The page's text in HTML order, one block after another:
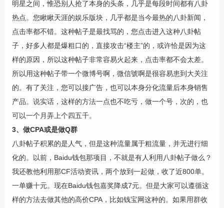
明星之间，惟恐别人抢了本身的头条，几乎是每段时间都有八卦
热点。您瞅瞅天涯的娱乐版块，几乎都是当今最热的八卦新闻，
点击率都不错。这种帖子是最找骂的，您点击进入这种八卦帖
子，好多人都是爆粗口的，直接攻击“楼主”的，或许恰是因为这
样的原因，所以这种帖子非常容易火起来，点击率都不会太差。
所以用这种帖子带一个微博号啊，微信號啊是很容易患到大关注
的。有了关注，您可以接广告，也可以本身分化流量后本身销售
产品。说实话，这样的方法一点也不吃亏，做一个号，次的，也
可以一个月弄上个四五千。
3、做CPA或是做Q群
八卦帖子积累的是人气，但是这种流量属于粗流量，并无进行细
化的。以前，Baidu钱包那项目，不就是有人利用八卦帖子做么？
我还教他利用那CF活动资讯，两个放到一起做，收了近800单。
一单赚十元。现在Baidu钱包嘉奖降成7元。但是大家可以遵循这
样的方法去做其他的高价CPA，比如钱宝网这种的。如果用群收